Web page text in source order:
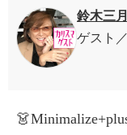
鈴木三月
ゲスト